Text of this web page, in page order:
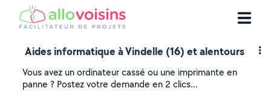
Aides informatique à Vindelle (16) et alentours
Vous avez un ordinateur cassé ou une imprimante en
panne ? Postez votre demande en 2 clics...